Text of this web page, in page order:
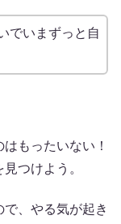
でいまずっと自
もったいない！
つけよう。
、やる気が起き